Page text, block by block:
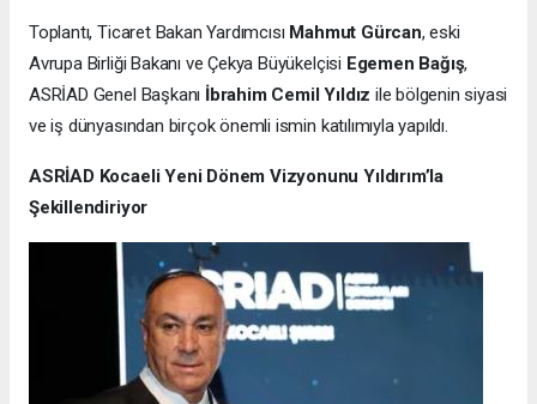
Toplantı, Ticaret Bakan Yardımcısı Mahmut Gürcan, eski
Avrupa Birliği Bakanı ve Çekya Büyükelçisi Egemen Bağış,
ASRİAD Genel Başkanı İbrahim Cemil Yıldız ile bölgenin siyasi
ve iş dünyasından birçok önemli ismin katılımıyla yapıldı.
ASRİAD Kocaeli Yeni Dönem Vizyonunu Yıldırım’la
Şekillendiriyor